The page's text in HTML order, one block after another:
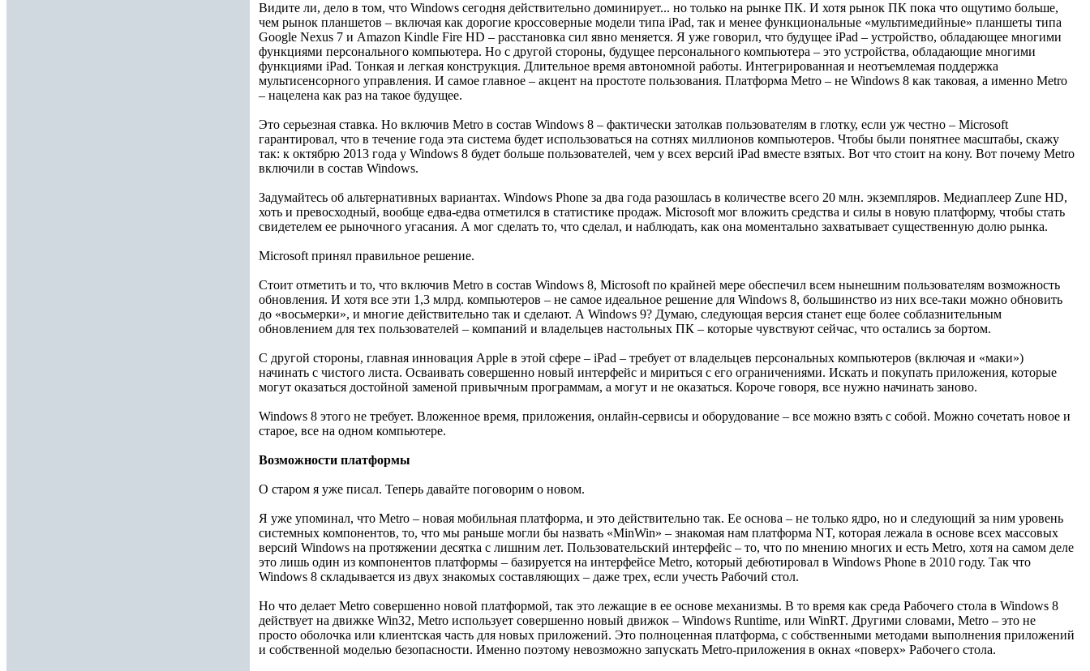
Видите ли, дело в том, что Windows сегодня действительно доминирует... но только на рынке ПК. И хотя рынок ПК пока что ощутимо больше,
чем рынок планшетов – включая как дорогие кроссоверные модели типа iPad, так и менее функциональные «мультимедийные» планшеты типа
Google Nexus 7 и Amazon Kindle Fire HD – расстановка сил явно меняется. Я уже говорил, что будущее iPad – устройство, обладающее многими
функциями персонального компьютера. Но с другой стороны, будущее персонального компьютера – это устройства, обладающие многими
функциями iPad. Тонкая и легкая конструкция. Длительное время автономной работы. Интегрированная и неотъемлемая поддержка
мультисенсорного управления. И самое главное – акцент на простоте пользования. Платформа Metro – не Windows 8 как таковая, а именно Metro
– нацелена как раз на такое будущее.
Это серьезная ставка. Но включив Metro в состав Windows 8 – фактически затолкав пользователям в глотку, если уж честно – Microsoft
гарантировал, что в течение года эта система будет использоваться на сотнях миллионов компьютеров. Чтобы были понятнее масштабы, скажу
так: к октябрю 2013 года у Windows 8 будет больше пользователей, чем у всех версий iPad вместе взятых. Вот что стоит на кону. Вот почему Metro
включили в состав Windows.
Задумайтесь об альтернативных вариантах. Windows Phone за два года разошлась в количестве всего 20 млн. экземпляров. Медиаплеер Zune HD,
хоть и превосходный, вообще едва-едва отметился в статистике продаж. Microsoft мог вложить средства и силы в новую платформу, чтобы стать
свидетелем ее рыночного угасания. А мог сделать то, что сделал, и наблюдать, как она моментально захватывает существенную долю рынка.
Microsoft принял правильное решение.
Стоит отметить и то, что включив Metro в состав Windows 8, Microsoft по крайней мере обеспечил всем нынешним пользователям возможность
обновления. И хотя все эти 1,3 млрд. компьютеров – не самое идеальное решение для Windows 8, большинство из них все-таки можно обновить
до «восьмерки», и многие действительно так и сделают. А Windows 9? Думаю, следующая версия станет еще более соблазнительным
обновлением для тех пользователей – компаний и владельцев настольных ПК – которые чувствуют сейчас, что остались за бортом.
С другой стороны, главная инновация Apple в этой сфере – iPad – требует от владельцев персональных компьютеров (включая и «маки»)
начинать с чистого листа. Осваивать совершенно новый интерфейс и мириться с его ограничениями. Искать и покупать приложения, которые
могут оказаться достойной заменой привычным программам, а могут и не оказаться. Короче говоря, все нужно начинать заново.
Windows 8 этого не требует. Вложенное время, приложения, онлайн-сервисы и оборудование – все можно взять с собой. Можно сочетать новое и
старое, все на одном компьютере.
Возможности платформы
О старом я уже писал. Теперь давайте поговорим о новом.
Я уже упоминал, что Metro – новая мобильная платформа, и это действительно так. Ее основа – не только ядро, но и следующий за ним уровень
системных компонентов, то, что мы раньше могли бы назвать «MinWin» – знакомая нам платформа NT, которая лежала в основе всех массовых
версий Windows на протяжении десятка с лишним лет. Пользовательский интерфейс – то, что по мнению многих и есть Metro, хотя на самом деле
это лишь один из компонентов платформы – базируется на интерфейсе Metro, который дебютировал в Windows Phone в 2010 году. Так что
Windows 8 складывается из двух знакомых составляющих – даже трех, если учесть Рабочий стол.
Но что делает Metro совершенно новой платформой, так это лежащие в ее основе механизмы. В то время как среда Рабочего стола в Windows 8
действует на движке Win32, Metro использует совершенно новый движок – Windows Runtime, или WinRT. Другими словами, Metro – это не
просто оболочка или клиентская часть для новых приложений. Это полноценная платформа, с собственными методами выполнения приложений
и собственной моделью безопасности. Именно поэтому невозможно запускать Metro-приложения в окнах «поверх» Рабочего стола.